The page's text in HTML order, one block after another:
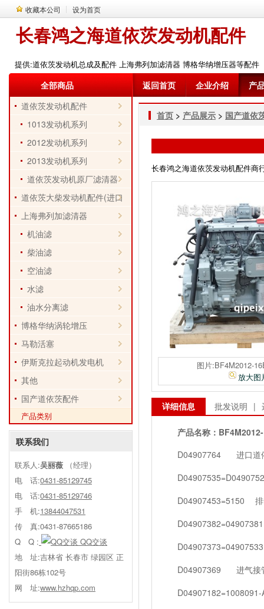
收藏本公司 设为首页
长春鸿之海道依茨发动机配件
提供:道依茨发动机总成及配件 上海弗列加滤清器 博格华纳增压器等配件
全部商品 返回首页 企业介绍
产
道依茨发动机配件
1013发动机系列
2012发动机系列
2013发动机系列
道依茨发动机原厂滤清器
道依茨大柴发动机配件(进口
件)
上海弗列加滤清器
机油滤
柴油滤
空油滤
水滤
油水分离滤
博格华纳涡轮增压
马勒活塞
伊斯克拉起动机发电机
其他
国产道依茨配件
产品类别
联系我们
联系人:吴丽薇 （经理）
电 话:0431-85129745
电 话:0431-85129746
手 机:13844047531
传 真:0431-87665186
Q Q :
QQ交谈
地 址:吉林省 长春市 绿园区 正
阳街86栋102号
网 址:www.hzhqp.com
首页 > 产品展示 > 国产道依
长春鸿之海道依茨发动机配件
图片:BF4M2012-
放大图
详细信息 批发说明 |
产品名称：
D04907764
进口道
D04907453=5150
D04907382=04907381
D04907373=04907533
D04907369
进气接
D04907182=1008091-